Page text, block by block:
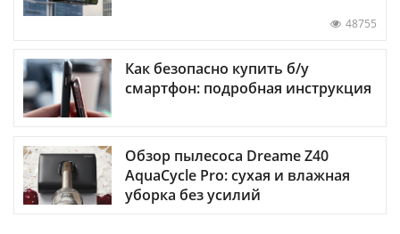
48755
Как безопасно купить б/у
смартфон: подробная инструкция
Обзор пылесоса Dreame Z40
AquaCycle Pro: сухая и влажная
уборка без усилий